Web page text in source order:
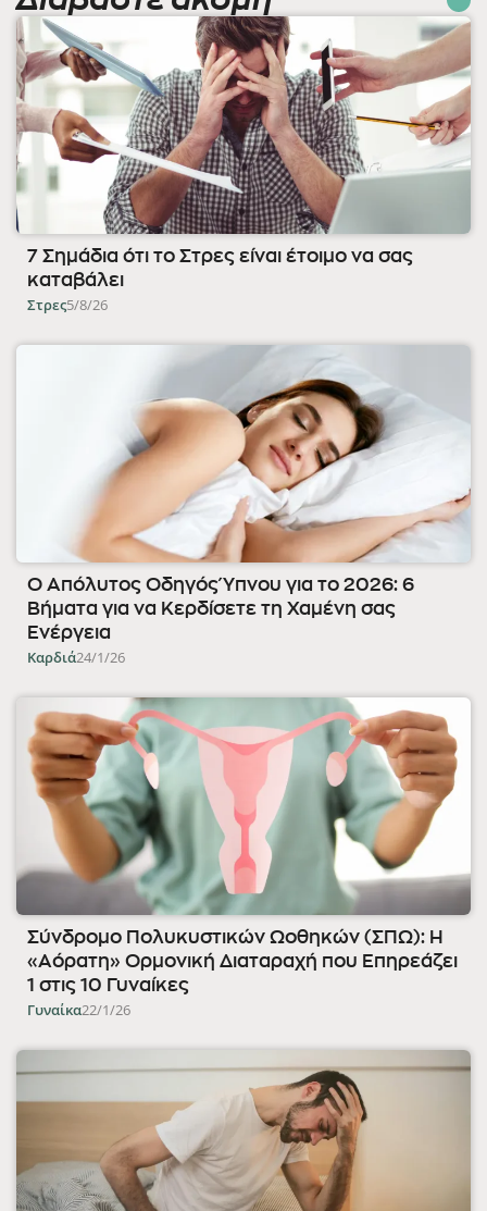
7 Σημάδια ότι το Στρες είναι έτοιμο να σας
καταβάλει
Στρες5/8/26
Ο Απόλυτος Οδηγός Ύπνου για το 2026: 6
Βήματα για να Κερδίσετε τη Χαμένη σας
Ενέργεια
Καρδιά24/1/26
Σύνδρομο Πολυκυστικών Ωοθηκών (ΣΠΩ): Η
«Αόρατη» Ορμονική Διαταραχή που Επηρεάζει
1 στις 10 Γυναίκες
Γυναίκα22/1/26